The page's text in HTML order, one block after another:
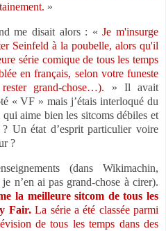
»
me disait alors : «Je m'insurge
Seinfeld à la poubelle, alors qu'il
série comique de tous les temps
en français, selon votre funeste
grand-chose…). » Il avait
« VF » mais j’étais interloqué du
aime bien les sitcoms débiles et
Un état d’esprit particulier voire
?
(dans Wikimachin,
n’en ai pas grand-chose à cirer).
la meilleure sitcom de tous les
Fair.La série a été classée parmi
de tous les temps dans des